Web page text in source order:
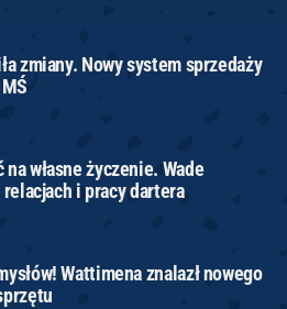
zmiany. Nowy system sprzedaży
własne życzenie. Wade
i pracy dartera
Wattimena znalazł nowego